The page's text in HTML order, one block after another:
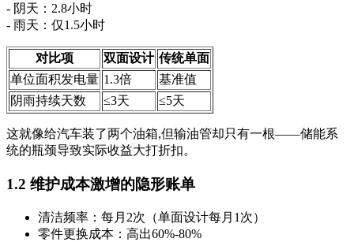
- 阴天：2.8小时
- 雨天：仅1.5小时
对比项 双面设计 传统单面
单位面积发电量 1.3倍
基准值
阴雨持续天数
≤3天 ≤5天
这就像给汽车装了两个油箱,但输油管却只有一根——储能系
统的瓶颈导致实际收益大打折扣。
1.2 维护成本激增的隐形账单
清洁频率：每月2次（单面设计每月1次）
零件更换成本：高出60%-80%